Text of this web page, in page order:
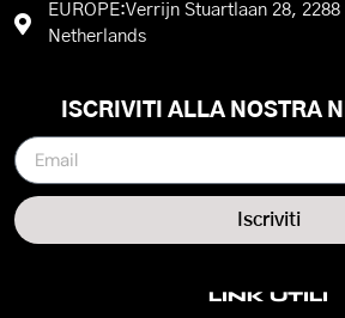
EUROPE:Verrijn Stuartlaan 28,
Netherlands
LINK UTILI
ISCRIVITI ALLA NOSTRA
Iscriviti